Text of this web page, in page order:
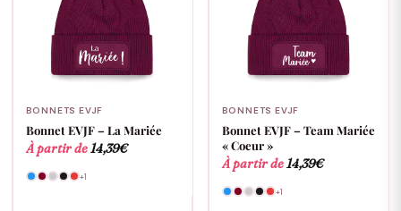
BONNETS EVJF
Bonnet EVJF – La Mariée
À partir de14,39€
+1
BONNETS EVJF
Bonnet EVJF – Team Mariée
« Coeur »
À partir de14,39€
+1